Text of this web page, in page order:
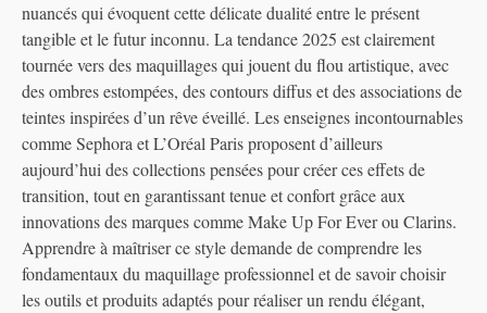
nuancés qui évoquent cette délicate dualité entre le présent
tangible et le futur inconnu. La tendance 2025 est clairement
tournée vers des maquillages qui jouent du flou artistique, avec
des ombres estompées, des contours diffus et des associations de
teintes inspirées d’un rêve éveillé. Les enseignes incontournables
comme Sephora et L’Oréal Paris proposent d’ailleurs
aujourd’hui des collections pensées pour créer ces effets de
transition, tout en garantissant tenue et confort grâce aux
innovations des marques comme Make Up For Ever ou Clarins.
Apprendre à maîtriser ce style demande de comprendre les
fondamentaux du maquillage professionnel et de savoir choisir
les outils et produits adaptés pour réaliser un rendu élégant,